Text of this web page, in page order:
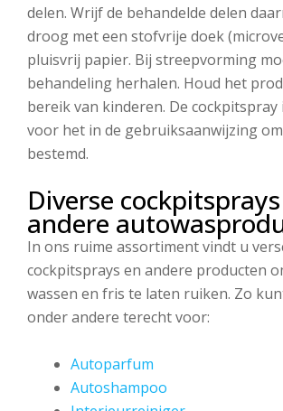
delen. Wrijf de behandelde delen
droog met een stofvrije doek
pluisvrij papier. Bij streepvorming
behandeling herhalen. Houd het
bereik van kinderen. De
voor het in de gebruiksaanwijzing
bestemd.
Diverse
andere
In ons ruime assortiment vindt u
cockpitsprays en andere producten
wassen en fris te laten ruiken. Zo
onder andere terecht voor:
Autoparfum
Autoshampoo